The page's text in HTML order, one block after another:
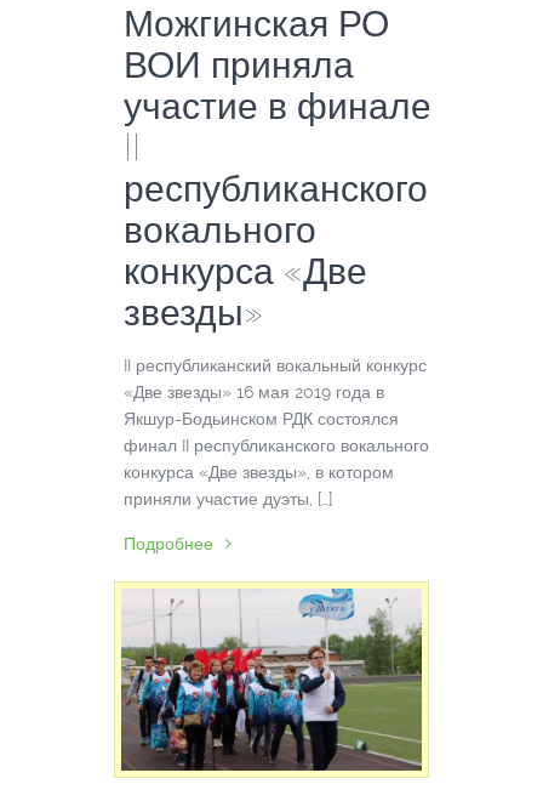
Можгинская РО
ВОИ приняла
участие в финале
II
республиканского
вокального
конкурса «Две
звезды»
II республиканский вокальный конкурс
«Две звезды» 16 мая 2019 года в
Якшур-Бодьинском РДК состоялся
финал II республиканского вокального
конкурса «Две звезды», в котором
приняли участие дуэты, […]
Подробнее